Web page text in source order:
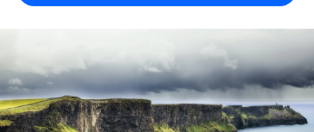
Globales Onboarding und Verwalten von
PEO
Auslagern von komplexen HR-Aufgaben
WACHSTUMSPHASE
Agile HR- und Payroll-Lösungen für wachsende
Unternehmen
Personalkostenrechner
Honorarzahlungen berechnen
Informationen zu möglichen Währungen und
Abwicklungsfristen für globale Freelancer:innen
Français
Deutsch